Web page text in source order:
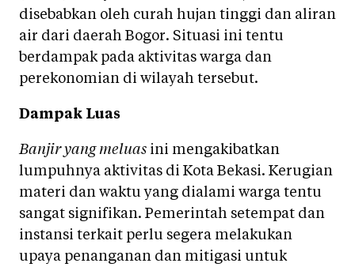
disebabkan oleh curah hujan tinggi dan aliran
air dari daerah Bogor. Situasi ini tentu
berdampak pada aktivitas warga dan
perekonomian di wilayah tersebut.
Dampak Luas
Banjir yang meluas ini mengakibatkan
lumpuhnya aktivitas di Kota Bekasi. Kerugian
materi dan waktu yang dialami warga tentu
sangat signifikan. Pemerintah setempat dan
instansi terkait perlu segera melakukan
upaya penanganan dan mitigasi untuk